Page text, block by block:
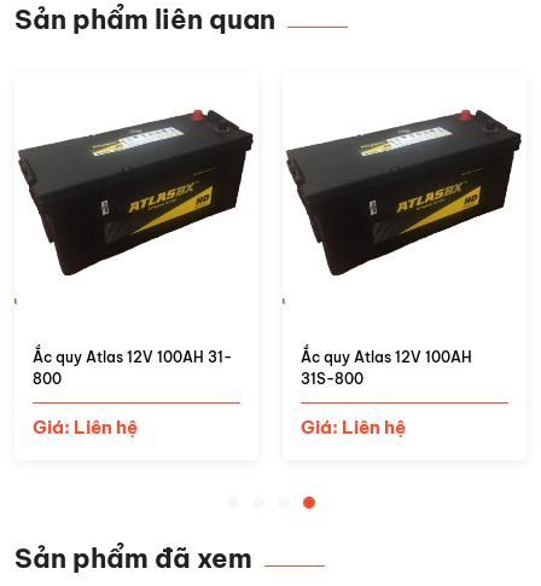
Sản phẩm liên quan
Ắc quy Atlas 12V 200AH
210H52
Giá: Liên hệ
Ắc quy Atlas 12V 110AH
61000 Start Stop
Giá: Liên hệ
Sản phẩm đã xem